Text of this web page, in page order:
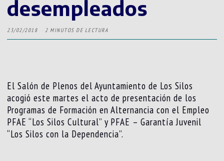
desempleados
23/02/2018 2 MINUTOS DE LECTURA
El Salón de Plenos del Ayuntamiento de Los Silos
acogió este martes el acto de presentación de los
Programas de Formación en Alternancia con el Empleo
PFAE “Los Silos Cultural” y PFAE – Garantía Juvenil
“Los Silos con la Dependencia”.